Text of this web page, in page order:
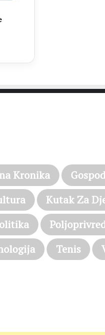
Kronika
Kutak Za
Tenis